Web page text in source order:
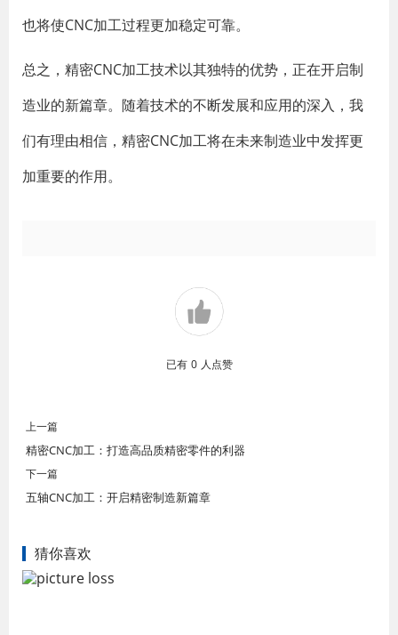
也将使CNC加工过程更加稳定可靠。
总之，精密CNC加工技术以其独特的优势，正在开启制
造业的新篇章。随着技术的不断发展和应用的深入，我
们有理由相信，精密CNC加工将在未来制造业中发挥更
加重要的作用。
已有 0 人点赞
上一篇
精密CNC加工：打造高品质精密零件的利器
下一篇
五轴CNC加工：开启精密制造新篇章
猜你喜欢